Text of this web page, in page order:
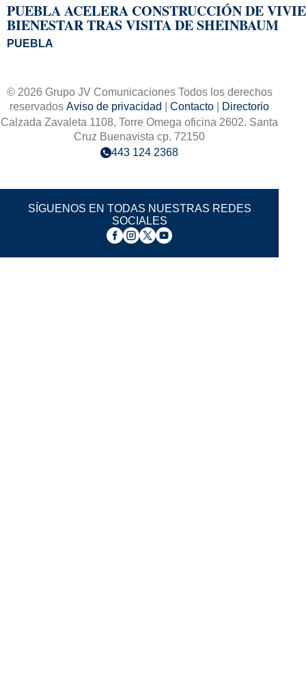
PUEBLA ACELERA CONSTRUCCIÓN DE
BIENESTAR TRAS VISITA DE SHEINBAUM
PUEBLA
© 2026 Grupo JV Comunicaciones Todos los derechos
reservados Aviso de privacidad Contacto
Directorio
Calzada Zavaleta 1108, Torre Omega oficina 2602. Santa
Cruz Buenavista cp. 72150
443 124 2368
SÍGUENOS EN TODAS NUESTRAS REDES
SOCIALES